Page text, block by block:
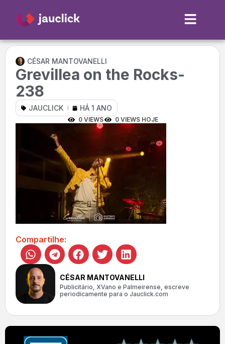
CÉSAR MANTOVANELLI
Grevillea on the Rocks-
238
JAUCLICK HÁ 1 ANO
0 VIEWS 0 VIEWS HOJE
Compartilhe:
CÉSAR MANTOVANELLI
Publicitário, XVano e Palmeirense, escreve
periodicamente para o Jauclick.com